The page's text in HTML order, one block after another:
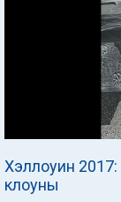
Хэллоуин
клоуны